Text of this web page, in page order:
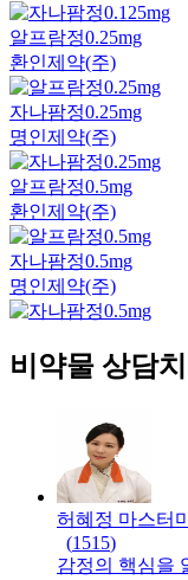
알프람정0.25mg
환인제약(주)
자나팜정0.25mg
명인제약(주)
알프람정0.5mg
환인제약(주)
자나팜정0.5mg
명인제약(주)
비약물 상담
허혜정 마스터
(1515)
감정의 핵심을